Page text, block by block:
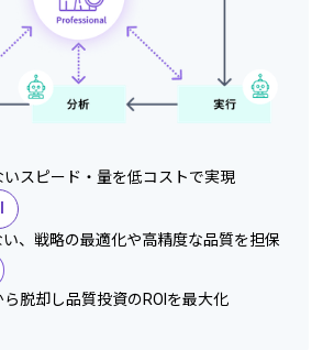
スピード・量を低コストで実現
、戦略の最適化や高精度な品質を担保
ら脱却し品質投資のROIを最大化